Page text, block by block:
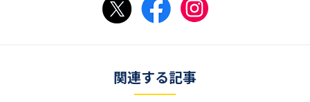
関連する記事